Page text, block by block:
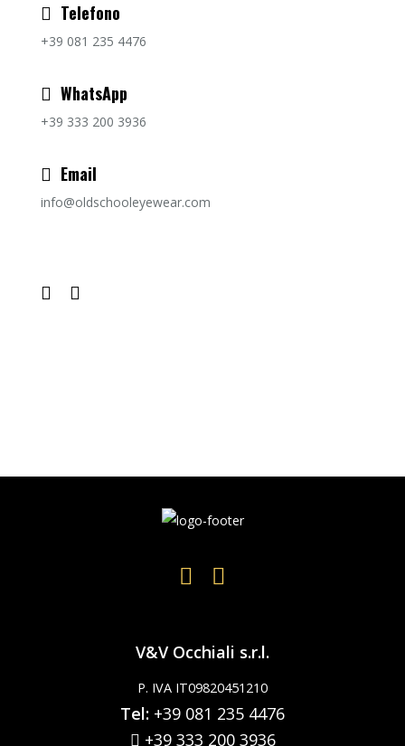
Telefono
+39 081 235 4476
WhatsApp
+39 333 200 3936
Email
info@oldschooleyewear.com
V&V Occhiali s.r.l.
P. IVA IT09820451210
Tel: +39 081 235 4476
+39 333 200 3936